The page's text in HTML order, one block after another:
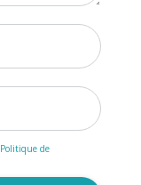
Politique de